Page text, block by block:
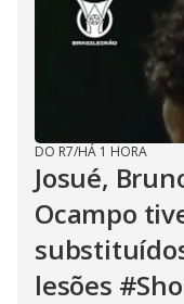
DO R7/HÁ 1 HORA
Josué,
Ocampo
lesões